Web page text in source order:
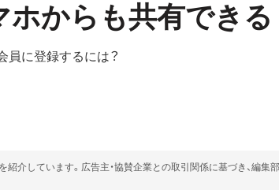
からも共有できる
員に登録するには？
紹介しています。広告主・協賛企業との取引関係に基づき、編集